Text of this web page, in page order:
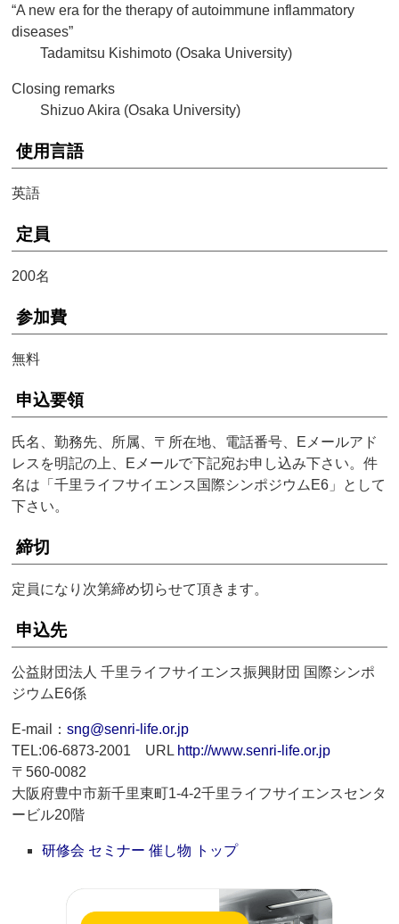
“A new era for the therapy of autoimmune inflammatory
diseases”
Tadamitsu Kishimoto (Osaka University)
Closing remarks
Shizuo Akira (Osaka University)
使用言語
英語
定員
200名
参加費
無料
申込要領
氏名、勤務先、所属、〒所在地、電話番号、Eメールアド
レスを明記の上、Eメールで下記宛お申し込み下さい。件
名は「千里ライフサイエンス国際シンポジウムE6」として
下さい。
締切
定員になり次第締め切らせて頂きます。
申込先
公益財団法人 千里ライフサイエンス振興財団 国際シンポ
ジウムE6係
E-mail：sng@senri-life.or.jp
TEL:06-6873-2001 URL http://www.senri-life.or.jp
〒560-0082
大阪府豊中市新千里東町1-4-2千里ライフサイエンスセンタ
ービル20階
研修会 セミナー 催し物 トップ